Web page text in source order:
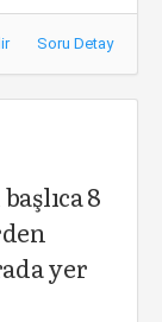
Soru Detay
8
yer